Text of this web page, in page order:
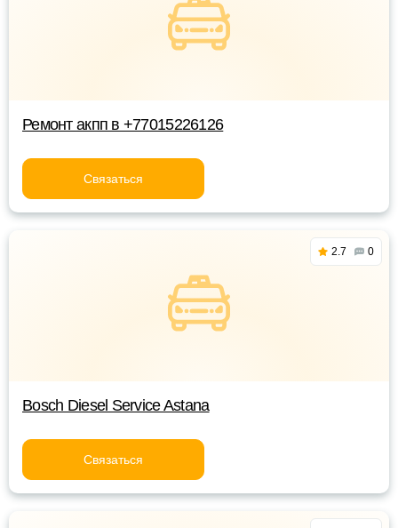
Ремонт акпп в +77015226126
Связаться
2.7 0
Bosch Diesel Service Astana
Связаться